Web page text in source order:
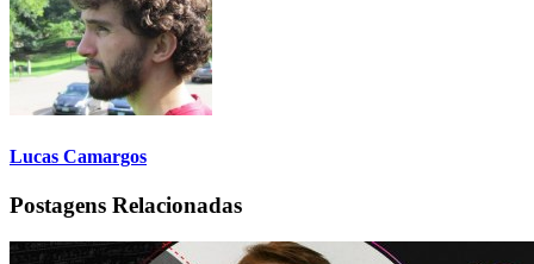
Lucas Camargos
Postagens Relacionadas